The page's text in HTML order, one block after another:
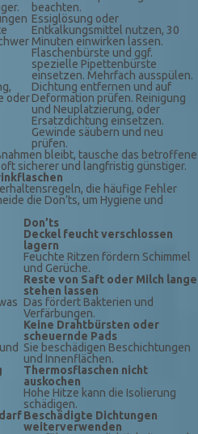
beachten.
Essiglösung oder
Entkalkungsmittel nutzen, 30
Minuten einwirken lassen.
Flaschenbürste und ggf.
spezielle Pipettenbürste
einsetzen. Mehrfach ausspülen.
oder
Dichtung entfernen und auf
Deformation prüfen. Reinigung
und Neuplatzierung, oder
Ersatzdichtung einsetzen.
Gewinde säubern und neu
prüfen.
bleibt, tausche das betroffene
sicherer und langfristig günstiger.
die häufige Fehler
die Don’ts, um Hygiene und
Don’ts
Deckel feucht verschlossen
lagern
Feuchte Ritzen fördern Schimmel
und Gerüche.
Reste von Saft oder Milch lange
stehen lassen
Das fördert Bakterien und
Verfärbungen.
Keine Drahtbürsten oder
scheuernde Pads
Sie beschädigen Beschichtungen
und Innenflächen.
Thermosflaschen nicht
auskochen
Hohe Hitze kann die Isolierung
schädigen.
Beschädigte Dichtungen
weiterverwenden